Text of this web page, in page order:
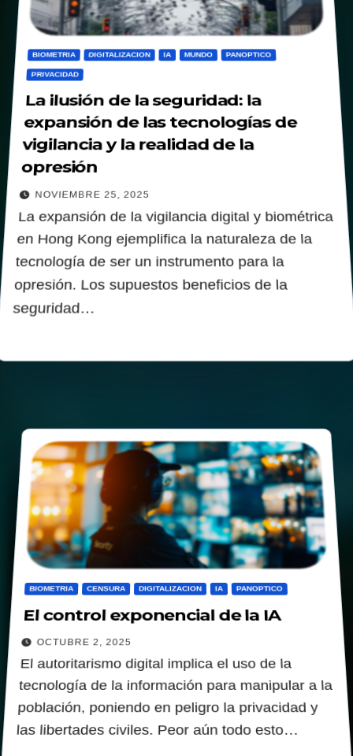
BIOMETRIA DIGITALIZACION IA MUNDO PANOPTICO
PRIVACIDAD
La ilusión de la seguridad: la
expansión de las tecnologías de
vigilancia y la realidad de la
opresión
NOVIEMBRE 25, 2025
La expansión de la vigilancia digital y biométrica
en Hong Kong ejemplifica la naturaleza de la
tecnología de ser un instrumento para la
opresión. Los supuestos beneficios de la
seguridad…
BIOMETRIA CENSURA DIGITALIZACION IA PANOPTICO
El control exponencial de la IA
OCTUBRE 2, 2025
El autoritarismo digital implica el uso de la
tecnología de la información para manipular a la
población, poniendo en peligro la privacidad y
las libertades civiles. Peor aún todo esto…